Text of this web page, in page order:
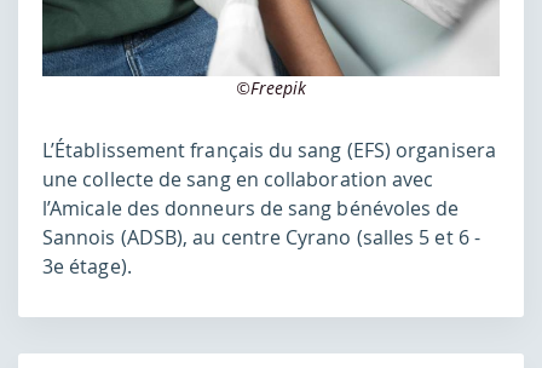
©Freepik
L’Établissement français du sang (EFS) organisera
une collecte de sang en collaboration avec
l’Amicale des donneurs de sang bénévoles de
Sannois (ADSB), au centre Cyrano (salles 5 et 6 -
3e étage).